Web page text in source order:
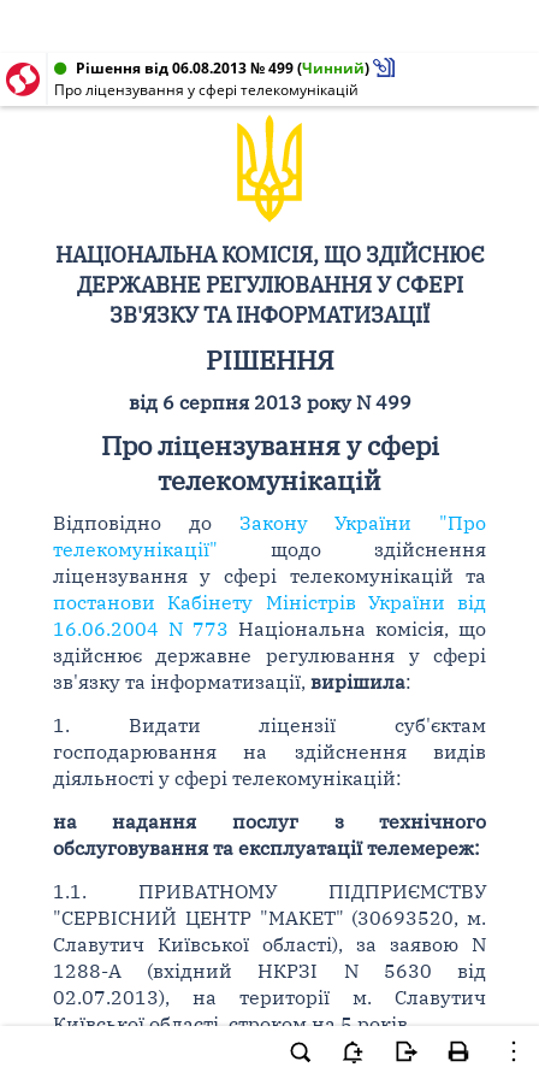
Рішення від 06.08.2013 № 499(Чинний)
Про ліцензування у сфері телекомунікацій
НАЦІОНАЛЬНА КОМІСІЯ, ЩО ЗДІЙСНЮЄ
ДЕРЖАВНЕ РЕГУЛЮВАННЯ У СФЕРІ
ЗВ'ЯЗКУ ТА ІНФОРМАТИЗАЦІЇ
РІШЕННЯ
від 6 серпня 2013 року N 499
Про ліцензування у сфері
телекомунікацій
Відповідно до Закону України "Про
телекомунікації" щодо здійснення
ліцензування у сфері телекомунікацій та
постанови Кабінету Міністрів України від
16.06.2004 N 773 Національна комісія, що
здійснює державне регулювання у сфері
зв'язку та інформатизації, вирішила:
1. Видати ліцензії суб'єктам
господарювання на здійснення видів
діяльності у сфері телекомунікацій:
на надання послуг з технічного
обслуговування та експлуатації телемереж:
1.1. ПРИВАТНОМУ ПІДПРИЄМСТВУ
"СЕРВІСНИЙ ЦЕНТР "МАКЕТ" (30693520, м.
Славутич Київської області), за заявою N
1288-А (вхідний НКРЗІ N 5630 від
02.07.2013), на території м. Славутич
Київської області, строком на 5 років.
1.2. Приватному підприємству "Подільські